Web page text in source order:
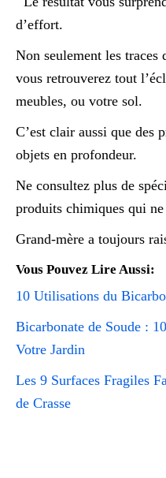
d’effort.
Non seulement les
vous retrouverez tout
meubles, ou votre sol.
C’est clair aussi que des
objets en profondeur.
Ne consultez plus de
produits chimiques qui
Grand-mère a toujours
Vous Pouvez Lire Aussi:
10 Utilisations du
Bicarbonate de Soude :
Votre Jardin
Les 9 Surfaces Fragiles
de Crasse